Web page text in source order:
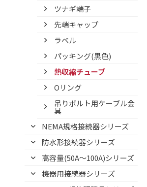
ツナギ端子
先端キャップ
ラベル
パッキング(黒色)
熱収縮チューブ
Oリング
吊りボルト用ケーブル金
具
NEMA規格接続器シリーズ
防水形接続器シリーズ
高容量(50A～100A)シリーズ
機器用接続器シリーズ